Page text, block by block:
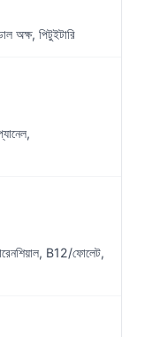
অক্ষ, পিটুইটারি
B12/ফোলেট,